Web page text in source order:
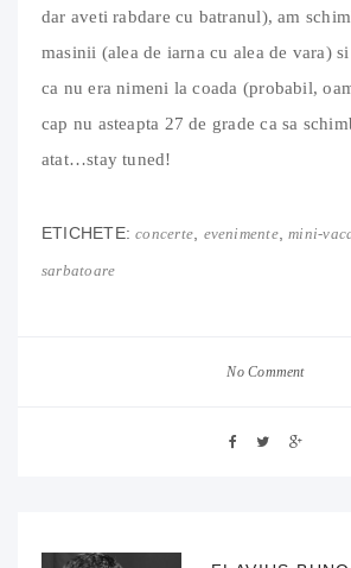
dar aveti rabdare cu batranul), am
masinii (alea de iarna cu alea de vara)
ca nu era nimeni la coada (probabil,
cap nu asteapta 27 de grade ca sa
atat…stay tuned!
ETICHETE:concerte evenimente,mini-
sarbatoare
No Comment